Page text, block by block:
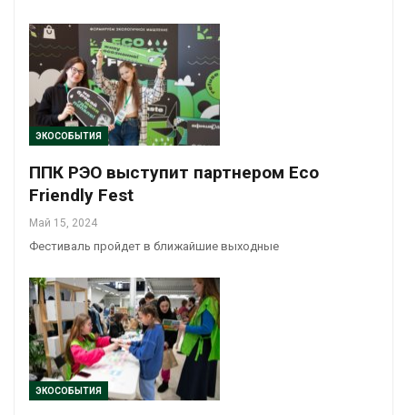
ЭКОСОБЫТИЯ
ППК РЭО выступит партнером Eco
Friendly Fest
Май 15, 2024
Фестиваль пройдет в ближайшие выходные
ЭКОСОБЫТИЯ